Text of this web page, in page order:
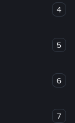
4
5
6
7